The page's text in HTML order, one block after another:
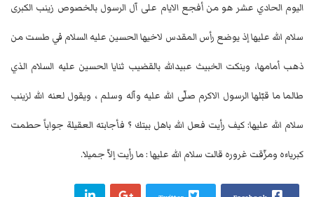
اليوم الحادي عشر هو من أفجع الايام على آل الرسول بالخصوص زينب الكبرى
سلام الله عليها إذ يوضع رأس المقدس لاخيها الحسين عليه السلام في طست من
ذهب أمامها، وينكت الخبيث عبيدالله بالقضيب ثنايا الحسين عليه السلام الذي
طالما ما قبّلها الرسول الاكرم صلّى الله عليه وآله وسلم ، ويقول لعنه الله لزينب
سلام الله عليها: كيف رأيت فعل الله باهل بيتك ؟ فأجابته العقيلة جواباً حطمت
كبرياءه ومزّقت غروره قالت سلام الله عليها : ما رأيت إلاّ جميلا.